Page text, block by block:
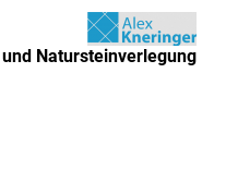
Natursteinverlegung